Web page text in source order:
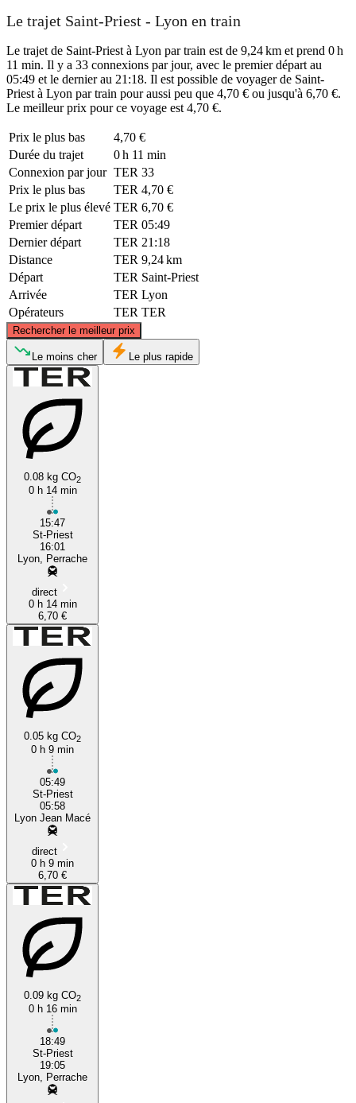
Le trajet Saint-Priest - Lyon en train
Le trajet de Saint-Priest à Lyon par train est de 9,24 km et prend 0 h
11 min. Il y a 33 connexions par jour, avec le premier départ au
05:49 et le dernier au 21:18. Il est possible de voyager de Saint-
Priest à Lyon par train pour aussi peu que 4,70 € ou jusqu'à 6,70 €.
Le meilleur prix pour ce voyage est 4,70 €.
Prix ​​le plus bas
4,70 €
Durée du trajet
0 h 11 min
Connexion par jour TER 33
Prix ​​le plus bas
TER 4,70 €
Le prix le plus élevé TER 6,70 €
Premier départ
TER 05:49
Dernier départ
TER 21:18
Distance
TER 9,24 km
Départ
TER Saint-Priest
Arrivée
TER Lyon
Opérateurs
TER TER
Rechercher le meilleur prix
Lyon
Le moins cher Le plus rapide
0.08 kg CO2
0 h 14 min
15:47
St-Priest
16:01
Lyon, Perrache
direct
0 h 14 min
6,70 €
0.05 kg CO2
0 h 9 min
05:49
St-Priest
05:58
Lyon Jean Macé
direct
0 h 9 min
6,70 €
0.09 kg CO2
0 h 16 min
18:49
St-Priest
19:05
Lyon, Perrache